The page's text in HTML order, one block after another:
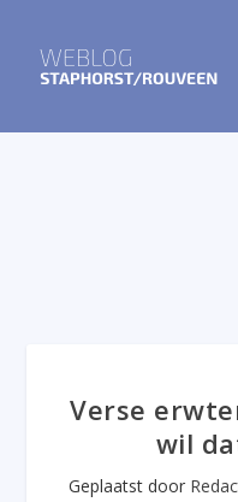
Verse
wil
Geplaatst door